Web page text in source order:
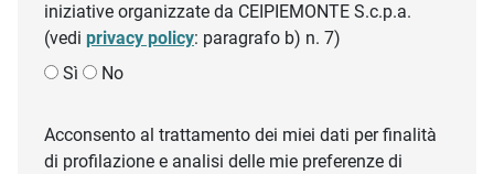
iniziative organizzate da CEIPIEMONTE S.c.p.a.
(vedi privacy policy: paragrafo b) n. 7)
Sì
No
Acconsento al trattamento dei miei dati per finalità
di profilazione e analisi delle mie preferenze di